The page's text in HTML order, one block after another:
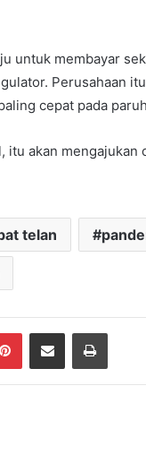
untuk membayar
Perusahaan
cepat pada
akan mengajukan
telan
PinterestShare via Email Print